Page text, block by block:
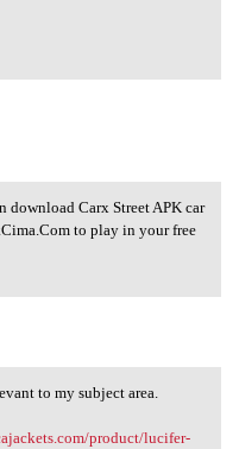
download
download Carx Street APK car
to play in your free
relevant to
to my subject area.
product/lucifer-